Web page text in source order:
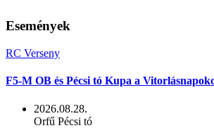
Események
RC Verseny
F5-M OB és Pécsi tó Kupa a
2026.08.28.
Orfű Pécsi tó